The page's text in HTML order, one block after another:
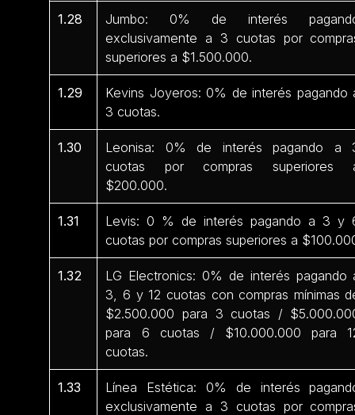
1.28
Jumbo: 0% de interés
exclusivamente a 3 cuotas por
superiores a $1.500.000.
1.29
Kevins Joyeros: 0% de interés pagando
3 cuotas.
1.30
Leonisa: 0% de interés pagando a
cuotas por compras superiores
$200.000.
1.31
Levis: 0 % de interés pagando a 3 y
cuotas por compras superiores a
1.32
LG Electronics: 0% de interés pagando
3, 6 y 12 cuotas con compras mínimas
$2.500.000 para 3 cuotas /
para 6 cuotas / $10.000.000 para
cuotas.
1.33
Línea Estética: 0% de interés
exclusivamente a 3 cuotas por